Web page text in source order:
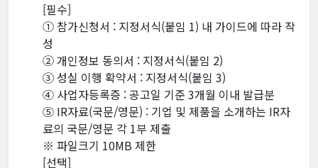
[필수]
① 참가신청서 : 지정서식(붙임 1) 내 가이드에 따라 작
성
② 개인정보 동의서 : 지정서식(붙임 2)
③ 성실 이행 확약서 : 지정서식(붙임 3)
④ 사업자등록증 : 공고일 기준 3개월 이내 발급분
⑤ IR자료(국문/영문) : 기업 및 제품을 소개하는 IR자
료의 국문/영문 각 1부 제출
※ 파일크기 10MB 제한
[선택]